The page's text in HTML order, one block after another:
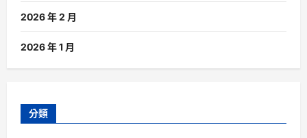
2026 年 2 月
2026 年 1 月
分類